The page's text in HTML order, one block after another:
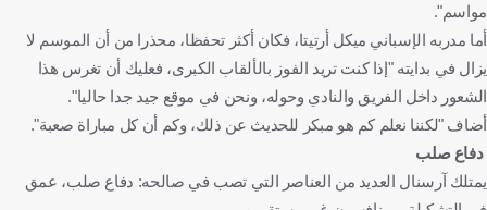
مواسم".
أما مدربه الإسباني ميكل أرتيتا، فكان أكثر تحفظا، محذرا من أن الموسم لا
يزال في بدايته "إذا كنت تريد الفوز بالألقاب الكبرى، فعليك أن تغرس هذا
الشعور داخل الفريق والنادي وحوله، ونحن في موقع جيد جدا حاليا".
أضاف "لكننا نعلم كم هو مبكر للحديث عن ذلك، وكم أن كل مباراة صعبة".
دفاع صلب
يمتلك آرسنال العديد من العناصر التي تصب في صالحه: دفاع صلب، عمق